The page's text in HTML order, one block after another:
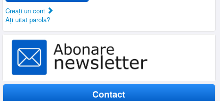
Creaţi un cont
Aţi uitat parola?
Contact